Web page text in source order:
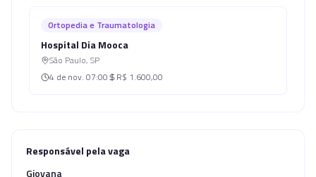
Ortopedia e Traumatologia
Hospital Dia Mooca
São Paulo, SP
4 de nov. 07:00 R$ 1.600,00
Responsável pela vaga
Giovana